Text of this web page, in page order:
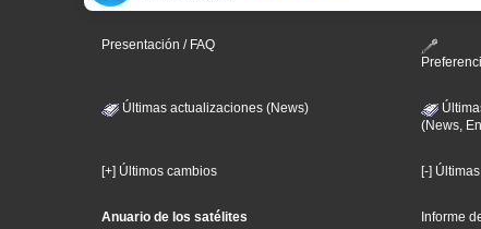
Presentación / FAQ
Últimas actualizaciones (News)
(News,
[+] Últimos cambios [-]
Anuario de los satélites Informe